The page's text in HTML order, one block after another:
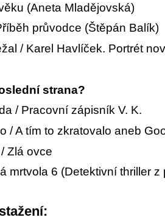
(Aneta Mladějovská)
průvodce (Štěpán Balík)
/ Karel Havlíček. Portrét
strana?
/ Pracovní zápisník V. K.
/ A tím to zkratovalo aneb
Zlá ovce
mrtvola 6 (Detektivní thriller